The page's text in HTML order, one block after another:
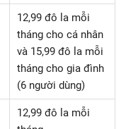
12,99 đô la mỗi
tháng cho cá nhân
và 15,99 đô la mỗi
tháng cho gia đình
(6 người dùng)
12,99 đô la mỗi